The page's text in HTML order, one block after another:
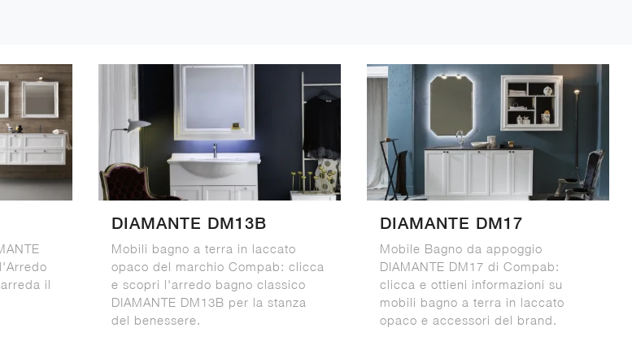
il
DIAMANTE DM13B
Mobili bagno a terra in laccato
opaco del marchio Compab: clicca
e scopri l'arredo bagno classico
DIAMANTE DM13B per la stanza
del benessere.
DIAMANTE DM17
Mobile Bagno da appoggio
DIAMANTE DM17 di Compab:
clicca e ottieni informazioni su
mobili bagno a terra in laccato
opaco e accessori del brand.